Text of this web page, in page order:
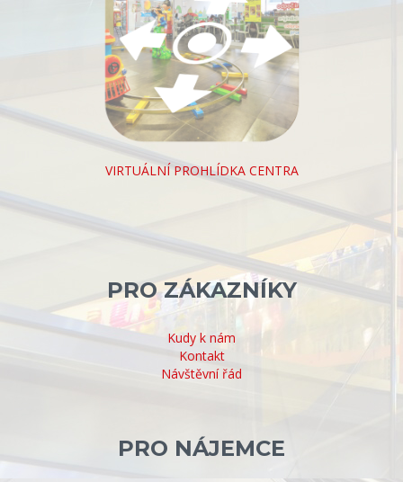
VIRTUÁLNÍ PROHLÍDKA CENTRA
PRO ZÁKAZNÍKY
Kudy k nám
Kontakt
Návštěvní řád
PRO NÁJEMCE